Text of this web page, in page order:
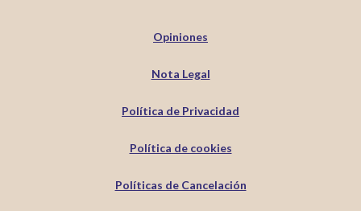
Opiniones
Nota Legal
Política de Privacidad
Política de cookies
Políticas de Cancelación